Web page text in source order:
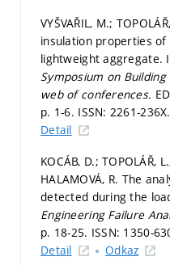
VYŠVAŘIL, M.;
insulation properties
lightweight aggregate.
Symposium on Building
web of conferences.
p. 1-6. ISSN: 2261-236X.
Detail
KOCÁB, D.; TOPOLÁŘ,
HALAMOVÁ, R. The
detected during the
Engineering Failure
p. 18-25. ISSN: 1350-
Detail
Odkaz